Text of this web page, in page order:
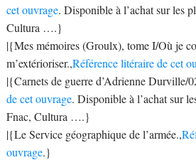
cet ouvrage. Disponible à l’achat sur les
Cultura ….}
|{Mes mémoires (Groulx), tome I/Où je
m’extérioriser.,Référence litéraire de cet
|{Carnets de guerre d’Adrienne Durville/
de cet ouvrage. Disponible à l’achat sur
Fnac, Cultura ….}
|{Le Service géographique de l’armée.,
ouvrage.}